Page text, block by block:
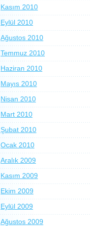
Kasım 2010
Eylül 2010
Ağustos 2010
Temmuz 2010
Haziran 2010
Mayıs 2010
Nisan 2010
Mart 2010
Şubat 2010
Ocak 2010
Aralık 2009
Kasım 2009
Ekim 2009
Eylül 2009
Ağustos 2009